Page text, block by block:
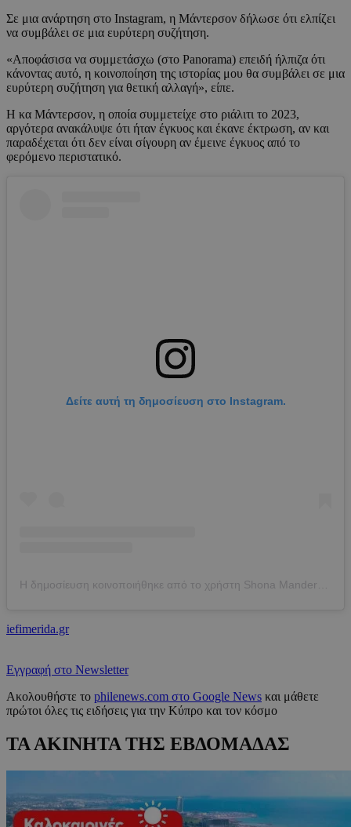
Σε μια ανάρτηση στο Instagram, η Μάντερσον δήλωσε ότι ελπίζει
να συμβάλει σε μια ευρύτερη συζήτηση.
«Αποφάσισα να συμμετάσχω (στο Panorama) επειδή ήλπιζα ότι
κάνοντας αυτό, η κοινοποίηση της ιστορίας μου θα συμβάλει σε μια
ευρύτερη συζήτηση για θετική αλλαγή», είπε.
Η κα Μάντερσον, η οποία συμμετείχε στο ριάλιτι το 2023,
αργότερα ανακάλυψε ότι ήταν έγκυος και έκανε έκτρωση, αν και
παραδέχεται ότι δεν είναι σίγουρη αν έμεινε έγκυος από το
φερόμενο περιστατικό.
Δείτε αυτή τη δημοσίευση στο Instagram.
Η δημοσίευση κοινοποιήθηκε από το χρήστη Shona Manderson 🪐✨🌸 (@shoniemandy)
iefimerida.gr
Εγγραφή στο Newsletter
Ακολουθήστε το philenews.com στο Google News και μάθετε
πρώτοι όλες τις ειδήσεις για την Κύπρο και τον κόσμο
ΤΑ ΑΚΙΝΗΤΑ ΤΗΣ ΕΒΔΟΜΑΔΑΣ